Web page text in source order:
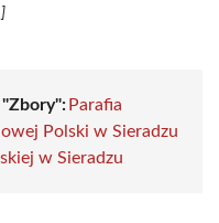
"Zbory": Parafia
Polski w Sieradzu
w Sieradzu